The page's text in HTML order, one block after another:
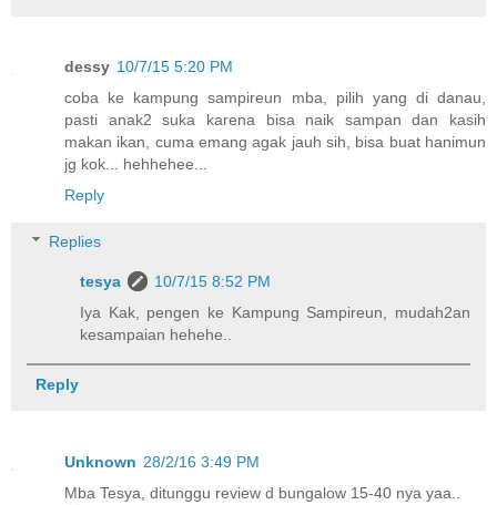
dessy 10/7/15 5:20 PM
coba ke kampung sampireun mba, pilih yang di danau,
pasti anak2 suka karena bisa naik sampan dan kasih
makan ikan, cuma emang agak jauh sih, bisa buat hanimun
jg kok... hehhehee...
Reply
Replies
tesya
10/7/15 8:52 PM
Iya Kak, pengen ke Kampung Sampireun, mudah2an
kesampaian hehehe..
Reply
Unknown 28/2/16 3:49 PM
Mba Tesya, ditunggu review d bungalow 15-40 nya yaa..